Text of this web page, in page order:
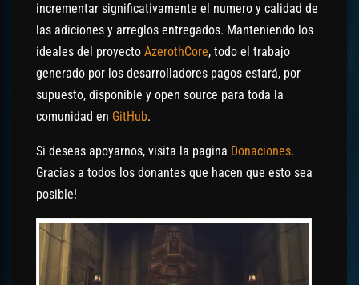
incrementar significativamente el numero y calidad de
las adiciones y arreglos entregados. Manteniendo los
ideales del proyecto AzerothCore, todo el trabajo
generado por los desarrolladores pagos estará, por
supuesto, disponible y open source para toda la
comunidad en GitHub.
Si deseas apoyarnos, visita la pagina Donaciones.
Gracias a todos los donantes que hacen que esto sea
posible!